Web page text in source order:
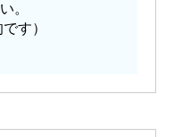
。
す）